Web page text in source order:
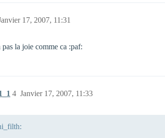
17, 2007, 11:31
pas la joie comme ca :paf:
Janvier 17, 2007, 11:33
4